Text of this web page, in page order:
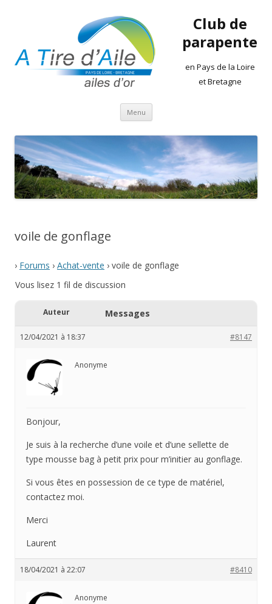
Club de
parapente
en Pays de la Loire
et Bretagne
Menu Aller
contenu
voile de gonflage
› Forums › Achat-vente › voile de gonflage
Vous lisez 1 fil de discussion
Auteur Messages
12/04/2021 à 18:37 #8147
Anonyme
Bonjour,
Je suis à la recherche d’une voile et d’une sellette de
type mousse bag à petit prix pour m’initier au gonflage.
Si vous êtes en possession de ce type de matériel,
contactez moi.
Merci
Laurent
18/04/2021 à 22:07 #8410
Anonyme